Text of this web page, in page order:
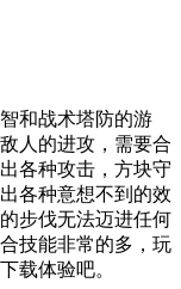
和战术塔防的游
人的进攻，需要合
各种攻击，方块守
各种意想不到的效
步伐无法迈进任何
技能非常的多，玩
载体验吧。